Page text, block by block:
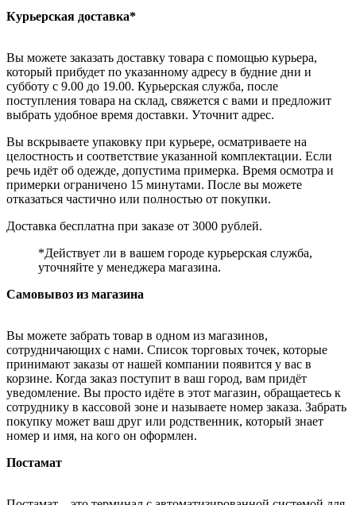
Курьерская доставка*
Вы можете заказать доставку товара с помощью курьера,
который прибудет по указанному адресу в будние дни и
субботу с 9.00 до 19.00. Курьерская служба, после
поступления товара на склад, свяжется с вами и предложит
выбрать удобное время доставки. Уточнит адрес.
Вы вскрываете упаковку при курьере, осматриваете на
целостность и соответствие указанной комплектации. Если
речь идёт об одежде, допустима примерка. Время осмотра и
примерки ограничено 15 минутами. После вы можете
отказаться частично или полностью от покупки.
Доставка бесплатна при заказе от 3000 рублей.
*Действует ли в вашем городе курьерская служба,
уточняйте у менеджера магазина.
Самовывоз из магазина
Вы можете забрать товар в одном из магазинов,
сотрудничающих с нами. Список торговых точек, которые
принимают заказы от нашей компании появится у вас в
корзине. Когда заказ поступит в ваш город, вам придёт
уведомление. Вы просто идёте в этот магазин, обращаетесь к
сотруднику в кассовой зоне и называете номер заказа. Забрать
покупку может ваш друг или родственник, который знает
номер и имя, на кого он оформлен.
Постамат